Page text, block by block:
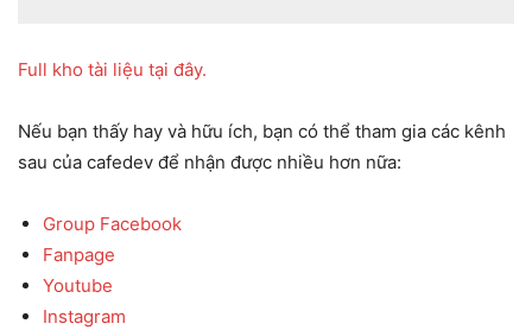
Full kho tài liệu tại đây.
Nếu bạn thấy hay và hữu ích, bạn có thể tham gia các kênh
sau của cafedev để nhận được nhiều hơn nữa:
Group Facebook
Fanpage
Youtube
Instagram